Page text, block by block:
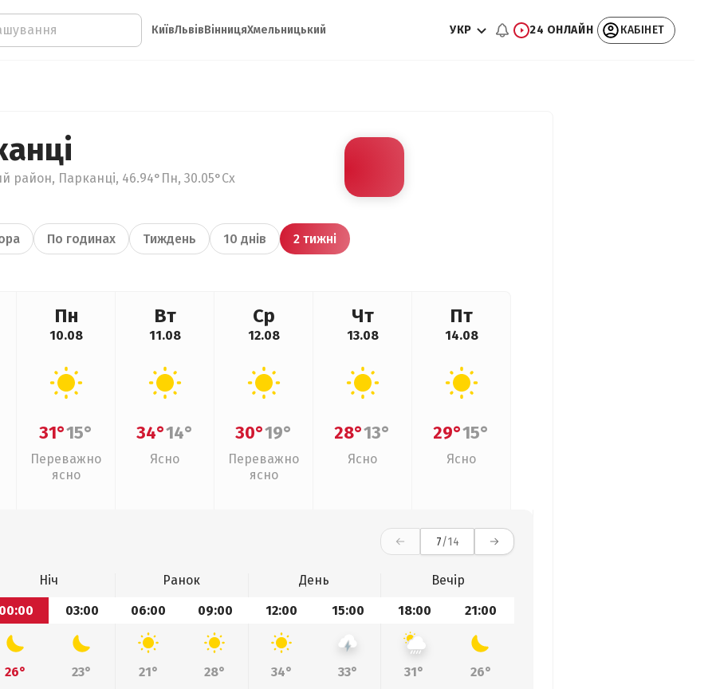
КиївЛьвівВінницяХмельницький УКР 24 ОНЛАЙН КАБІНЕТ
район, Парканці, 46.94°Пн, 30.05°Сх
По годинах Тиждень 10 днів 2 тижні
Пн
10.08
31°15°
Переважно
ясно
Вт
11.08
34°14°
Ясно
Ср
12.08
30°19°
Переважно
ясно
Чт
13.08
28°13°
Ясно
Пт
14.08
29°15°
Ясно
7/14
Ніч Ранок День
Вечір
00:00
03:00 06:00 09:00 12:00 15:00 18:00 21:00
26° 23° 21° 28° 34° 33° 31°
26°